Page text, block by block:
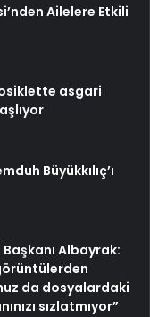
Ailelere Etkili
asgari
Büyükkılıç’ı
Albayrak:
da dosyalardaki
sızlatmıyor”